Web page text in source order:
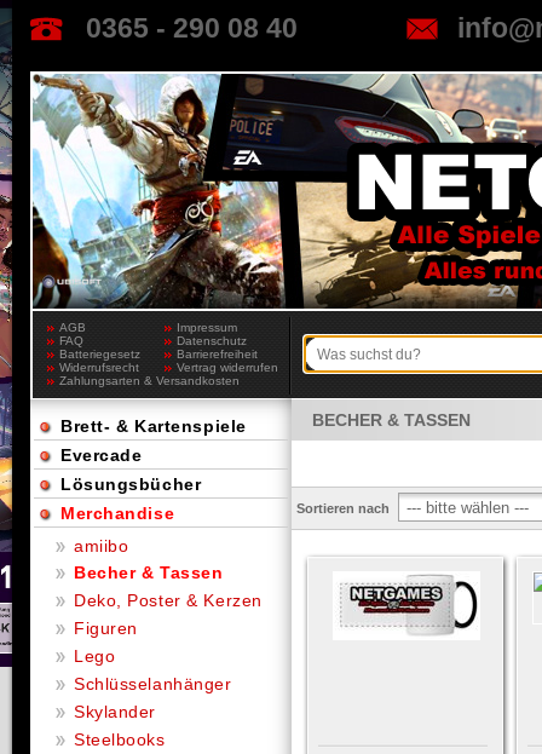
0365 - 290 08 40
AGB
Impressum
FAQ
Datenschutz
Batteriegesetz
Barrierefreiheit
Widerrufsrecht
Vertrag widerrufen
Zahlungsarten & Versandkosten
BECHER & TASSEN
Sortieren nach
Brett- & Kartenspiele
Evercade
Lösungsbücher
Merchandise
amiibo
Becher & Tassen
Deko, Poster & Kerzen
Figuren
Lego
Schlüsselanhänger
Skylander
Steelbooks